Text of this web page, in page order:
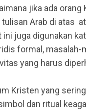
jika ada
tulisan Arab di atas
ini juga digunakan
formal,
yang harus
Kristen yang
dan ritual